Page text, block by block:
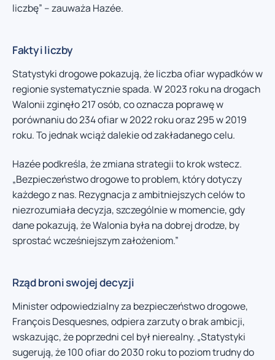
liczbę” – zauważa Hazée.
Fakty i liczby
Statystyki drogowe pokazują, że liczba ofiar wypadków w
regionie systematycznie spada. W 2023 roku na drogach
Walonii zginęło 217 osób, co oznacza poprawę w
porównaniu do 234 ofiar w 2022 roku oraz 295 w 2019
roku. To jednak wciąż dalekie od zakładanego celu.
Hazée podkreśla, że zmiana strategii to krok wstecz.
„Bezpieczeństwo drogowe to problem, który dotyczy
każdego z nas. Rezygnacja z ambitniejszych celów to
niezrozumiała decyzja, szczególnie w momencie, gdy
dane pokazują, że Walonia była na dobrej drodze, by
sprostać wcześniejszym założeniom.”
Rząd broni swojej decyzji
Minister odpowiedzialny za bezpieczeństwo drogowe,
François Desquesnes, odpiera zarzuty o brak ambicji,
wskazując, że poprzedni cel był nierealny. „Statystyki
sugerują, że 100 ofiar do 2030 roku to poziom trudny do